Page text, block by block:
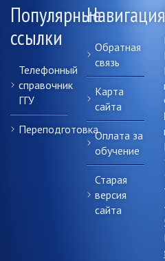
Популярные
ссылки
Телефонный
справочник
ГГУ
Переподготовка
Обратная
связь
Карта
сайта
Оплата за
обучение
Старая
версия
сайта